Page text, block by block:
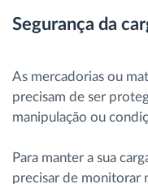
Segurança da
As mercadorias ou
precisam de ser
manipulação ou
Para manter a sua
precisar de monitorar